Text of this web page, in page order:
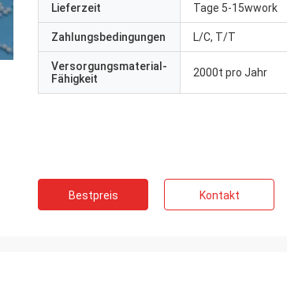
Lieferzeit Tage 5-15wwork
Zahlungsbedingungen L/C, T/T
Versorgungsmaterial-
Fähigkeit
2000t pro Jahr
Bestpreis Kontakt